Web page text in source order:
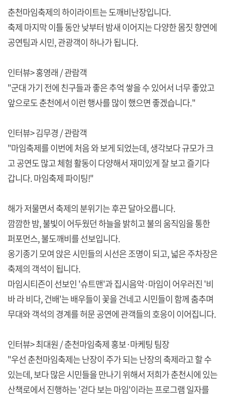
춘천마임축제의 하이라이트는 도깨비난장입니다.
축제 마지막 이틀 동안 낮부터 밤새 이어지는 다양한 몸짓 향연에
공연팀과 시민, 관광객이 하나가 됩니다.
인터뷰> 홍영래 / 관람객
"군대 가기 전에 친구들과 좋은 추억 쌓을 수 있어서 너무 좋았고
앞으로도 춘천에서 이런 행사를 많이 했으면 좋겠습니다."
인터뷰> 김무경 / 관람객
"마임축제를 이번에 처음 와 보게 되었는데, 생각보다 규모가 크
고 공연도 많고 체험 활동이 다양해서 재미있게 잘 보고 즐기다
갑니다. 마임축제 파이팅!"
해가 저물면서 축제의 분위기는 후끈 달아오릅니다.
깜깜한 밤, 불빛이 어두웠던 하늘을 밝히고 불의 움직임을 통한
퍼포먼스, 불도깨비를 선보입니다.
옹기종기 모여 앉은 시민들의 시선은 조명이 되고, 넓은 주차장은
축제의 객석이 됩니다.
마임시티즌이 선보인 '슈트맨'과 집시음악·마임이 어우러진 '비
바 라 비다, 건배'는 배우들이 꽃을 건네고 시민들이 함께 춤추며
무대와 객석의 경계를 허문 공연에 관객들의 호응이 이어집니다.
인터뷰> 최대원 / 춘천마임축제 홍보·마케팅 팀장
"우선 춘천마임축제는 난장이 주가 되는 난장의 축제라고 할 수
있는데, 보다 많은 시민들을 만나기 위해서 저희가 춘천시에 있는
산책로에서 진행하는 '걷다 보는 마임'이라는 프로그램 일자를